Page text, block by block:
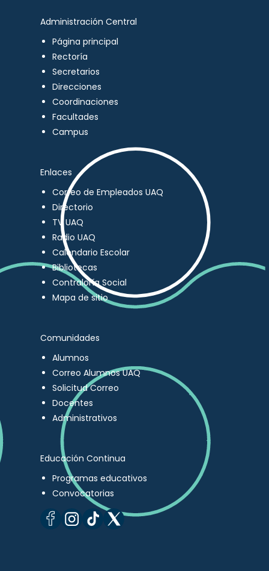
Administración Central
Página principal
Rectoría
Secretarios
Direcciones
Coordinaciones
Facultades
Campus
Enlaces
Correo de Empleados UAQ
Directorio
TV UAQ
Radio UAQ
Calendario Escolar
Bibliotecas
Contraloría Social
Mapa de sitio
Comunidades
Alumnos
Correo Alumnos UAQ
Solicitud Correo
Docentes
Administrativos
Educación Continua
Programas educativos
Convocatorias